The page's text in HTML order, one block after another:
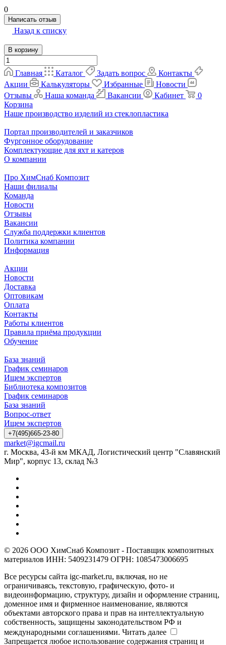
0
Написать отзыв
Назад к списку
В корзину
Главная Каталог Задать вопрос
Контакты
Акции
Калькуляторы Избранные
Новости
Отзывы
Наша команда Вакансии Кабинет
0
Корзина
Наше производство изделий из стеклопластика
Портал производителей и заказчиков
Фургонное оборудование
Комплектующие для яхт и катеров
О компании
Про ХимСнаб Композит
Наши филиалы
Команда
Новости
Отзывы
Вакансии
Служба поддержки клиентов
Политика компании
Информация
Акции
Новости
Доставка
Оптовикам
Оплата
Контакты
Работы клиентов
Правила приёма продукции
Обучение
База знаний
График семинаров
Ищем экспертов
Библиотека композитов
График семинаров
База знаний
Вопрос-ответ
Ищем экспертов
+7(495)665-23-80
market@igcmail.ru
г. Москва, 43-й км МКАД, Логистический центр "Славянский
Мир", корпус 13, склад №3
© 2026 ООО ХимСнаб Композит - Поставщик композитных
материалов ИНН: 5409231479 ОГРН: 1085473006695
Все ресурсы сайта igc-market.ru, включая, но не
ограничиваясь, текстовую, графическую, фото- и
видеоинформацию, структуру, дизайн и оформление страниц,
доменное имя и фирменное наименование, являются
объектами авторского права и прав на интеллектуальную
собственность, защищены законодательством РФ и
международными соглашениями. Читать далее
Запрещается любое использование содержания страниц и